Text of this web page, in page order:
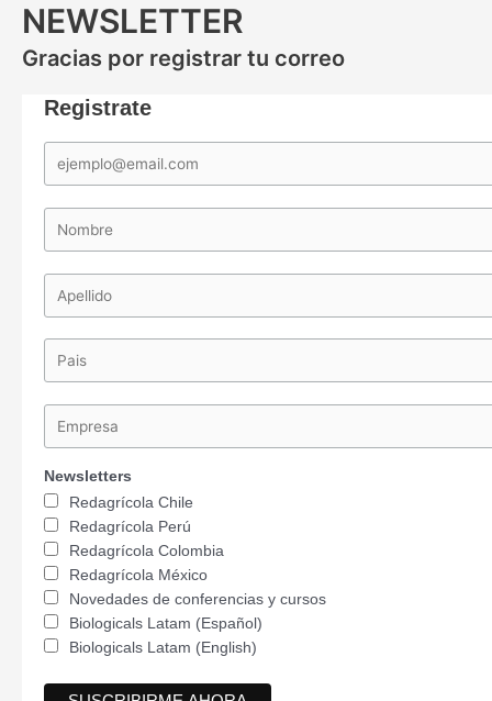
NEWSLETTER
Gracias por registrar tu correo
Registrate
Newsletters
Redagrícola Chile
Redagrícola Perú
Redagrícola Colombia
Redagrícola México
Novedades de conferencias y cursos
Biologicals Latam (Español)
Biologicals Latam (English)